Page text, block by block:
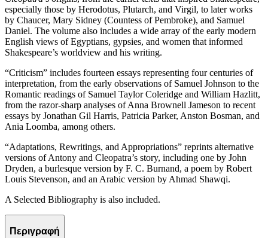
especially those by Herodotus, Plutarch, and Virgil, to later works
by Chaucer, Mary Sidney (Countess of Pembroke), and Samuel
Daniel. The volume also includes a wide array of the early modern
English views of Egyptians, gypsies, and women that informed
Shakespeare’s worldview and his writing.
“Criticism” includes fourteen essays representing four centuries of
interpretation, from the early observations of Samuel Johnson to the
Romantic readings of Samuel Taylor Coleridge and William Hazlitt,
from the razor-sharp analyses of Anna Brownell Jameson to recent
essays by Jonathan Gil Harris, Patricia Parker, Anston Bosman, and
Ania Loomba, among others.
“Adaptations, Rewritings, and Appropriations” reprints alternative
versions of Antony and Cleopatra’s story, including one by John
Dryden, a burlesque version by F. C. Burnand, a poem by Robert
Louis Stevenson, and an Arabic version by Ahmad Shawqi.
A Selected Bibliography is also included.
Περιγραφή